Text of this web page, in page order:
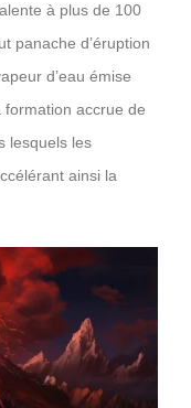
à plus de 100
panache d’éruption
d’eau émise
accrue de
lesquels les
ainsi la